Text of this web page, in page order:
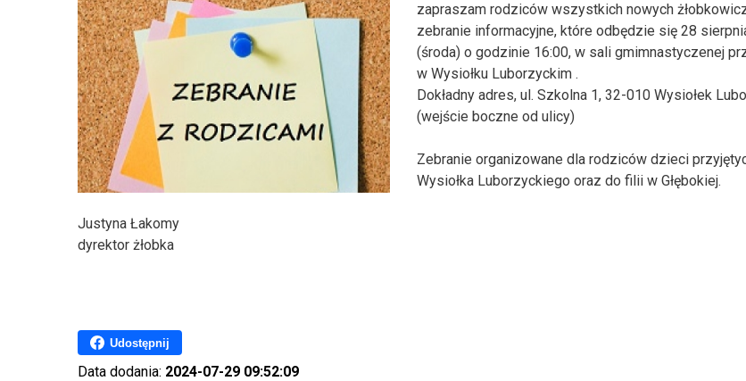
zapraszam rodziców wszystkich nowych
zebranie informacyjne, które odbędzie się 28
(środa) o godzinie 16:00, w sali gmimnastyczenej
w Wysiołku Luborzyckim .
Dokładny adres, ul. Szkolna 1, 32-010 Wysiołek
(wejście boczne od ulicy)
Zebranie organizowane dla rodziców dzieci
Wysiołka Luborzyckiego oraz do filii w Głębokiej.
Justyna Łakomy
dyrektor żłobka
Udostępnij
Data dodania: 2024-07-29 09:52:09